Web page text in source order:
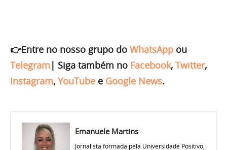
👉Entre no nosso grupo do WhatsApp ou
Telegram | Siga também no Facebook, Twitter,
Instagram, YouTube e Google News.
Emanuele Martins
Jornalista formada pela Universidade Positivo,